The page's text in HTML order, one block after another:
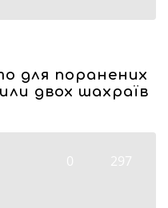
для поранених
двох шахраїв
0 297